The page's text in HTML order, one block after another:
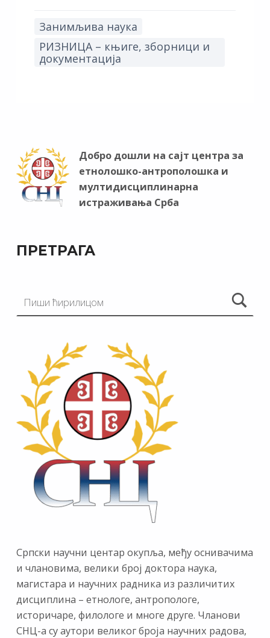
Занимљива наука
РИЗНИЦА – књиге, зборници и
документација
Добро дошли на сајт центра за
етнолошко-антрополошка и
мултидисциплинарна
истраживања Срба
ПРЕТРАГА
Српски научни центар окупља, међу оснивачима
и члановима, велики број доктора наука,
магистара и научних радника из различитих
дисциплина – етнологе, антропологе,
историчаре, филологе и многе друге. Чланови
СНЦ-а су аутори великог броја научних радова,